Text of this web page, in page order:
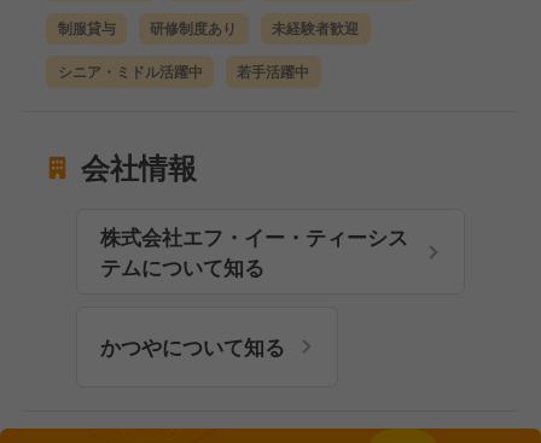
制服貸与 研修制度あり 未経験者歓迎
シニア・ミドル活躍中 若手活躍中
会社情報
株式会社エフ・イー・ティーシス
テムについて知る
かつやについて知る